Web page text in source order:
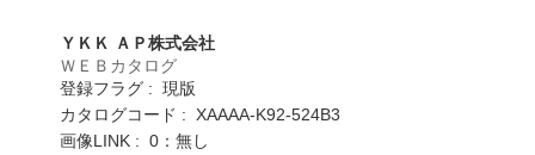
ＹＫＫ ＡＰ株式会社
ＷＥＢカタログ
登録フラグ : 現版
カタログコード : XAAAA-K92-524B3
画像LINK : 0：無し